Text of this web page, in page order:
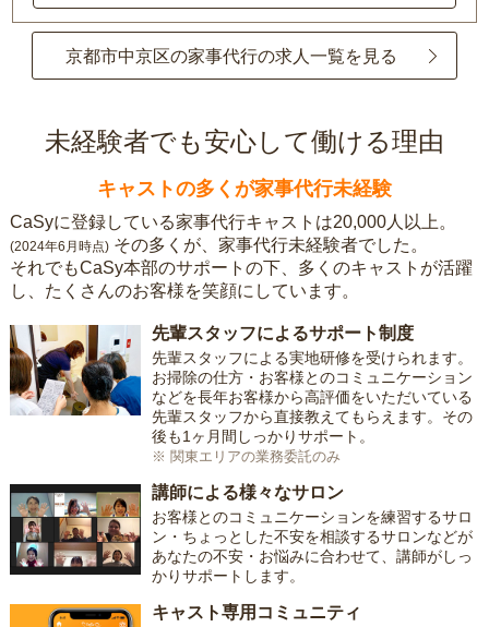
京都市中京区の家事代行の求人一覧を見る
未経験者でも安心して働ける理由
キャストの多くが家事代行未経験
CaSyに登録している家事代行キャストは20,000人以上。
(2024年6月時点) その多くが、家事代行未経験者でした。
それでもCaSy本部のサポートの下、多くのキャストが活躍
し、たくさんのお客様を笑顔にしています。
先輩スタッフによるサポート制度
先輩スタッフによる実地研修を受けられます。
お掃除の仕方・お客様とのコミュニケーション
などを長年お客様から高評価をいただいている
先輩スタッフから直接教えてもらえます。その
後も1ヶ月間しっかりサポート。
※ 関東エリアの業務委託のみ
講師による様々なサロン
お客様とのコミュニケーションを練習するサロ
ン・ちょっとした不安を相談するサロンなどが
あなたの不安・お悩みに合わせて、講師がしっ
かりサポートします。
キャスト専用コミュニティ